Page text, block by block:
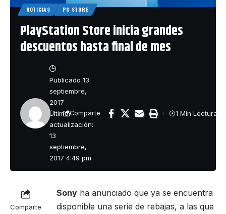
NOTICIAS PS STORE
PlayStation Store inicia grandes
descuentos hasta final de mes
Última
actualización:
13
septiembre,
2017 4:49 pm
Publicado 13
septiembre,
2017
Comparte 1 Min Lectura
Comparte
Sony ha anunciado que ya se encuentra
disponible una serie de rebajas, a las que